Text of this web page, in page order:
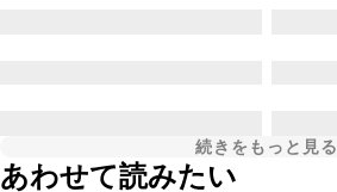
続きをもっと見る
あわせて読みたい